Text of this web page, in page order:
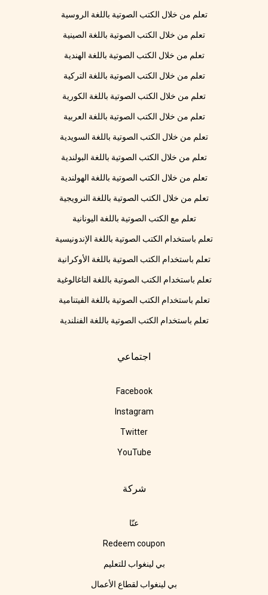
تعلم من خلال الكتب الصوتية باللغة الروسية
تعلم من خلال الكتب الصوتية باللغة الصينية
تعلم من خلال الكتب الصوتية باللغة الهندية
تعلم من خلال الكتب الصوتية باللغة التركية
تعلم من خلال الكتب الصوتية باللغة الكورية
تعلم من خلال الكتب الصوتية باللغة العربية
تعلم من خلال الكتب الصوتية باللغة السويدية
تعلم من خلال الكتب الصوتية باللغة البولندية
تعلم من خلال الكتب الصوتية باللغة الهولندية
تعلم من خلال الكتب الصوتية باللغة النرويجية
تعلم مع الكتب الصوتية باللغة اليونانية
تعلم باستخدام الكتب الصوتية باللغة الإندونيسية
تعلم باستخدام الكتب الصوتية باللغة الأوكرانية
تعلم باستخدام الكتب الصوتية باللغة التاغالوغية
تعلم باستخدام الكتب الصوتية باللغة الفيتنامية
تعلم باستخدام الكتب الصوتية باللغة الفنلندية
اجتماعي
Facebook
Instagram
Twitter
YouTube
شركة
عنّا
Redeem coupon
بي لينغواب للتعليم
بي لينغواب لقطاع الأعمال